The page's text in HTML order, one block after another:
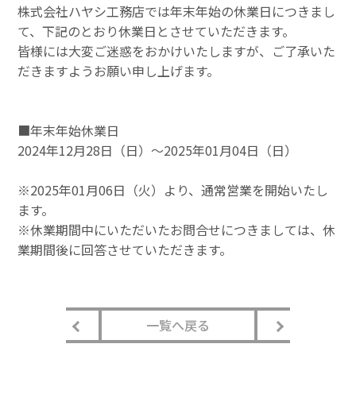
株式会社ハヤシ工務店では年末年始の休業日につきまし
て、下記のとおり休業日とさせていただきます。
皆様には大変ご迷惑をおかけいたしますが、ご了承いた
だきますようお願い申し上げます。
■年末年始休業日
2024年12月28日（日）～2025年01月04日（日）
※2025年01月06日（火）より、通常営業を開始いたし
ます。
※休業期間中にいただいたお問合せにつきましては、休
業期間後に回答させていただきます。
一覧へ戻る